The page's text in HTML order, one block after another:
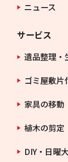
ニュース
サービス
遺品整理・
ゴミ屋敷片
家具の移動
植木の剪定
DIY・日曜